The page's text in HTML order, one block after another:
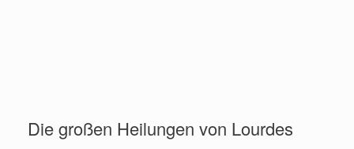
Die großen Heilungen von Lourdes